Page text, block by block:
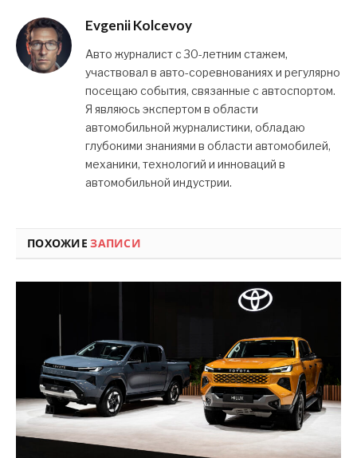
Evgenii Kolcevoy
Авто журналист с 30-летним стажем,
участвовал в авто-соревнованиях и регулярно
посещаю события, связанные с автоспортом.
Я являюсь экспертом в области
автомобильной журналистики, обладаю
глубокими знаниями в области автомобилей,
механики, технологий и инноваций в
автомобильной индустрии.
ПОХОЖИЕЗАПИСИ